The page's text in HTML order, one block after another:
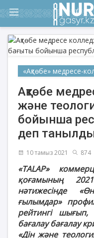
«Ақтөбе» медресе-
Ақтөбе
және
бойынша
деп
10 тамыз 2021 874
«TALAP»
қоғамының
нәтижесінде
ғылымдар»
рейтингі шығып,
бағалау бағалау
«Дін және